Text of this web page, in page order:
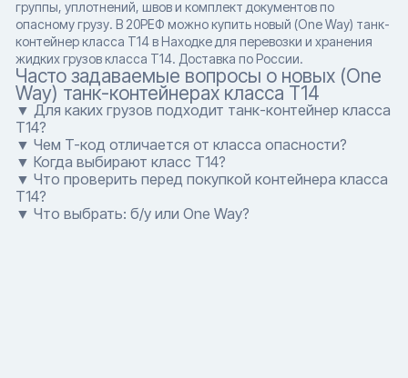
группы, уплотнений, швов и комплект документов по
опасному грузу. В 20РЕФ можно купить новый (One Way) танк-
контейнер класса T14 в Находке для перевозки и хранения
жидких грузов класса T14. Доставка по России.
Часто задаваемые вопросы о новых (One
Way) танк-контейнерах класса T14
▼ Для каких грузов подходит танк-контейнер класса
T14?
▼ Чем T-код отличается от класса опасности?
▼ Когда выбирают класс T14?
▼ Что проверить перед покупкой контейнера класса
T14?
▼ Что выбрать: б/у или One Way?